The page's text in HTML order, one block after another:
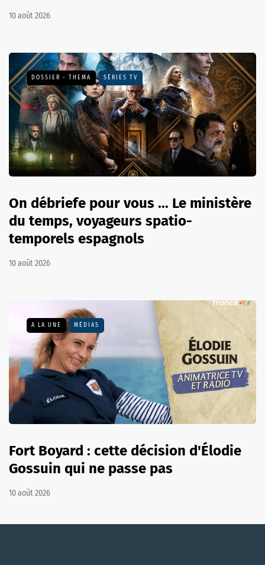
10 août 2026
DOSSIER - THEMA SÉRIES TV
On débriefe pour vous ... Le ministère
du temps, voyageurs spatio-
temporels espagnols
10 août 2026
A LA UNE MÉDIAS
Fort Boyard : cette décision d'Élodie
Gossuin qui ne passe pas
10 août 2026